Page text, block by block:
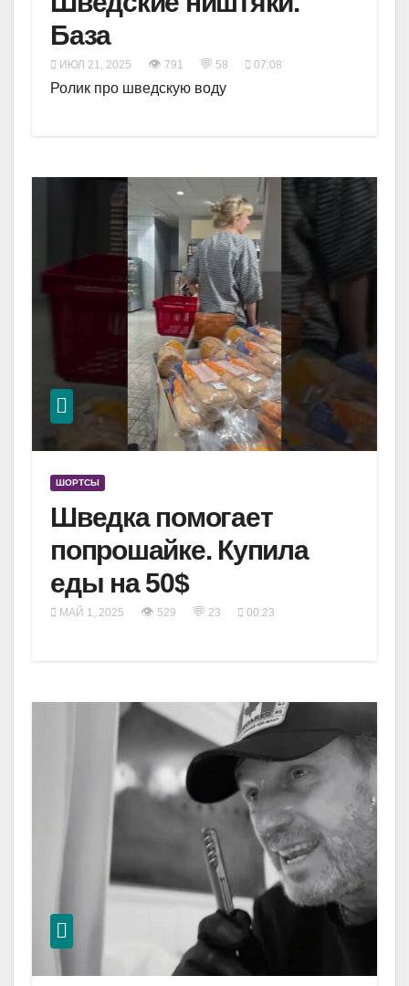
База
ИЮЛ 21, 2025 👁 791 💬 58 07:08
Ролик про шведскую воду
ШОРТСЫ
Шведка помогает
попрошайке. Купила
еды на 50$
МАЙ 1, 2025 👁 529 💬 23 00:23